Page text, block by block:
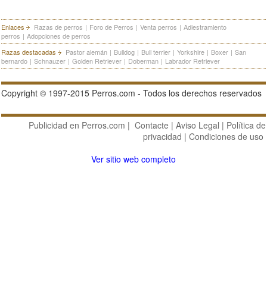
Enlaces Razas de perros | Foro de Perros | Venta perros | Adiestramiento
perros | Adopciones de perros
Razas destacadas
Pastor alemán | Bulldog | Bull terrier | Yorkshire | Boxer | San
bernardo | Schnauzer | Golden Retriever | Doberman | Labrador Retriever
Copyright © 1997-2015 Perros.com - Todos los derechos reservados
Publicidad en Perros.com | Contacte | Aviso Legal | Política de
privacidad | Condiciones de uso
Ver sitio web completo